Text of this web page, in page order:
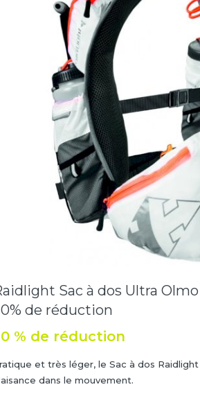
Sac à dos Ultra
de réduction
% de réduction
et très léger, le Sac à dos
dans le mouvement.